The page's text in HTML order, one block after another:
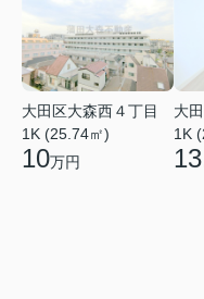
大田区大森西４丁目
1K (25.74㎡)
10万円
大
1K